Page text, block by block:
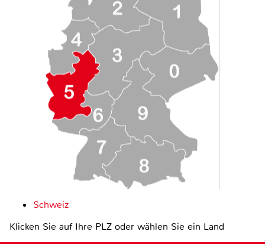
Schweiz
Klicken Sie auf Ihre PLZ oder wählen Sie ein Land